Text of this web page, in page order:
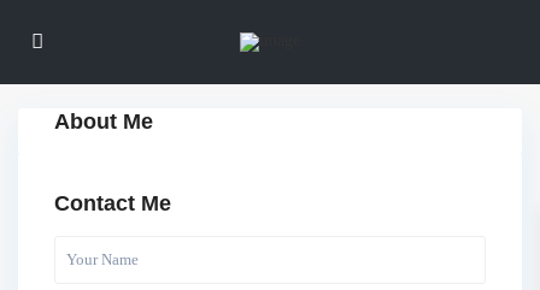
About Me
Contact Me